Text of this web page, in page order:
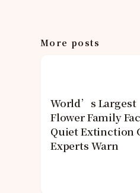
More posts
World’s Largest
Flower Family
Quiet Extinction
Experts Warn